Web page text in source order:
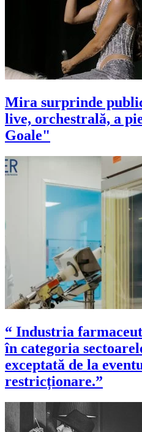
Mira surprinde
live, orchestrală, a
Goale"
“ Industria
în categoria
exceptată de la
restricționare.”